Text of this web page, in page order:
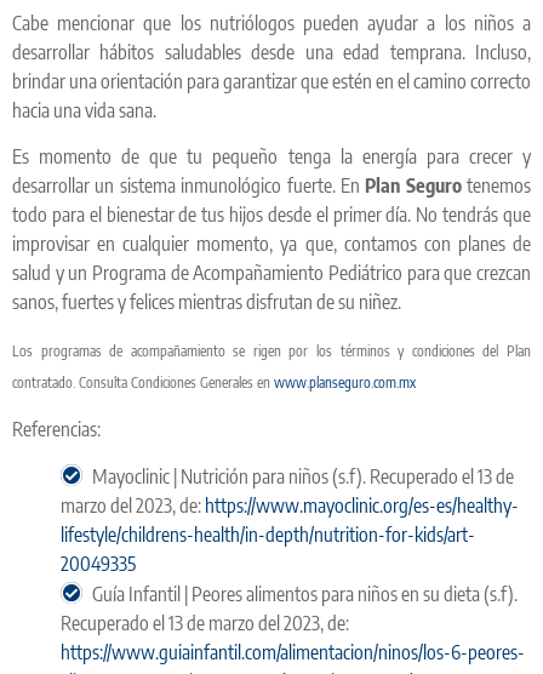
Cabe mencionar que los nutriólogos pueden ayudar a los niños a
desarrollar hábitos saludables desde una edad temprana. Incluso,
brindar una orientación para garantizar que estén en el camino correcto
hacia una vida sana.
Es momento de que tu pequeño tenga la energía para crecer y
desarrollar un sistema inmunológico fuerte. En Plan Segurotenemos
todo para el bienestar de tus hijos desde el primer día. No tendrás que
improvisar en cualquier momento, ya que, contamos con planes de
salud y un Programa de Acompañamiento Pediátrico para que crezcan
sanos, fuertes y felices mientras disfrutan de su niñez.
Los programas de acompañamiento se rigen por los términos y condiciones del Plan
contratado. Consulta Condiciones Generales en www.planseguro.com.mx
Referencias:
Mayoclinic | Nutrición para niños (s.f). Recuperado el 13 de
marzo del 2023, de: https://www.mayoclinic.org/es-es/healthy-
lifestyle/childrens-health/in-depth/nutrition-for-kids/art-
20049335
Guía Infantil | Peores alimentos para niños en su dieta (s.f).
Recuperado el 13 de marzo del 2023, de:
https://www.guiainfantil.com/alimentacion/ninos/los-6-peores-